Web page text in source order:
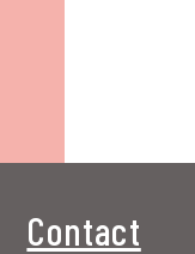
Contact